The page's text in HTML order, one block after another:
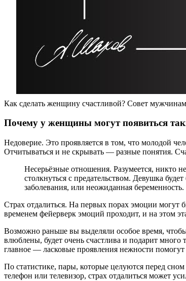
Как сделать женщину счастливой? Совет
Почему у женщины могут появиться
Недоверие. Это проявляется в том, что молодой
Отчитываться и не скрывать — разные понятия.
Несерьёзные отношения. Разумеется, никто
столкнуться с предательством. Девушка
заболевания, или неожиданная
Страх отдалиться. На первых порах эмоции могут
временем фейерверк эмоций проходит, и на этом
Возможно раньше вы выделяли особое время,
влюблены, будет очень счастлива и подарит
главное — ласковые проявления нежности
По статистике, пары, которые целуются перед
телефон или телевизор, страх отдалиться может